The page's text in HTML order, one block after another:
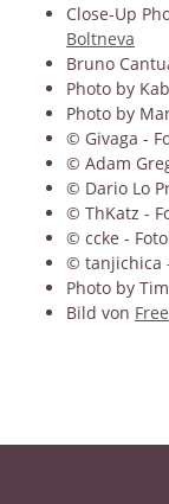
Close-Up
Boltneva
Bruno
Photo by
Photo by
© Givaga -
© Adam
© Dario Lo
© ThKatz -
© ccke -
© tanjichica
Photo by
Bild von